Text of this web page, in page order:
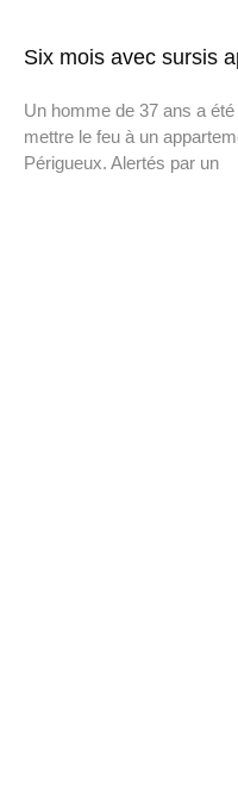
Six mois avec sursis
Un homme de 37 ans a
mettre le feu à un
Périgueux. Alertés par un